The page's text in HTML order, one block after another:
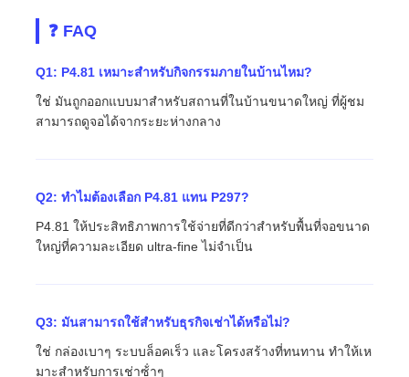
❓ FAQ
Q1: P4.81 เหมาะสําหรับกิจกรรมภายในบ้านไหม?
ใช่ มันถูกออกแบบมาสําหรับสถานที่ในบ้านขนาดใหญ่ ที่ผู้ชม
สามารถดูจอได้จากระยะห่างกลาง
Q2: ทําไมต้องเลือก P4.81 แทน P297?
P4.81 ให้ประสิทธิภาพการใช้จ่ายที่ดีกว่าสําหรับพื้นที่จอขนาด
ใหญ่ที่ความละเอียด ultra-fine ไม่จําเป็น
Q3: มันสามารถใช้สําหรับธุรกิจเช่าได้หรือไม่?
ใช่ กล่องเบาๆ ระบบล็อคเร็ว และโครงสร้างที่ทนทาน ทําให้เห
มาะสําหรับการเช่าซ้ําๆ